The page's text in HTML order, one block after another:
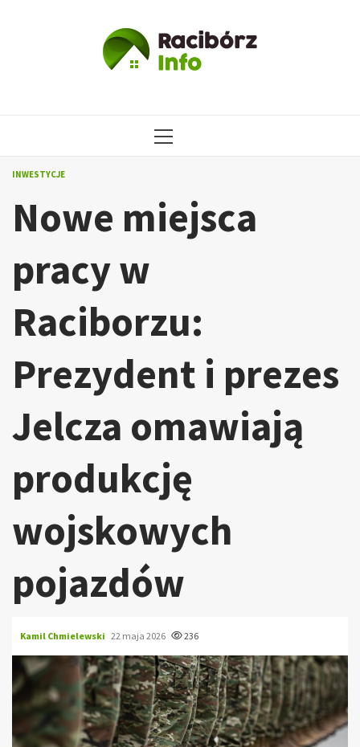
MENU
INWESTYCJE
Nowe miejsca
pracy w
Raciborzu:
Prezydent i prezes
Jelcza omawiają
produkcję
wojskowych
pojazdów
Kamil Chmielewski 22 maja 2026 236